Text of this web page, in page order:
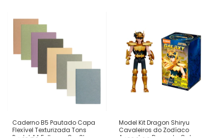
Caderno B5 Pautado Capa
Flexível Texturizada Tons
Model Kit Dragon Shiryu
Cavaleiros do Zodíaco